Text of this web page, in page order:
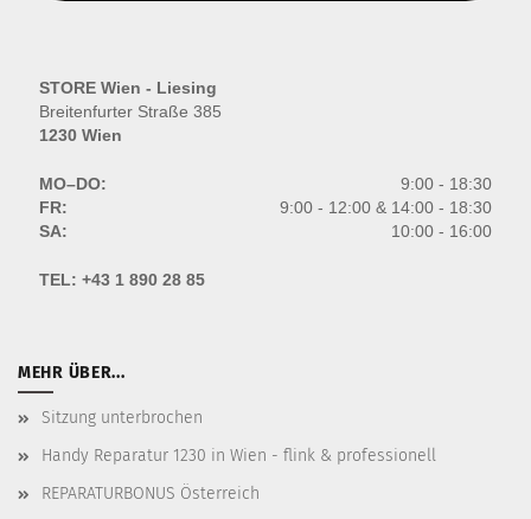
STORE Wien - Liesing
Breitenfurter Straße 385
1230 Wien
MO–DO:
9:00 - 18:30
FR:
9:00 - 12:00 & 14:00 - 18:30
SA:
10:00 - 16:00
TEL: +43 1 890 28 85
MEHR ÜBER...
Sitzung unterbrochen
Handy Reparatur 1230 in Wien - flink & professionell
REPARATURBONUS Österreich